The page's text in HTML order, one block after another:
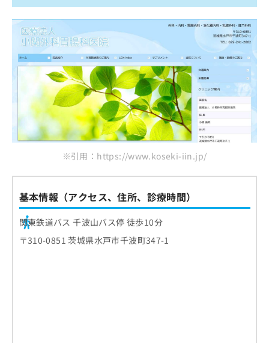
※引用：https://www.koseki-iin.jp/
基本情報（アクセス、住所、診療時間）
関東鉄道バス 千波山バス停 徒歩10分
〒310-0851 茨城県水戸市千波町347-1